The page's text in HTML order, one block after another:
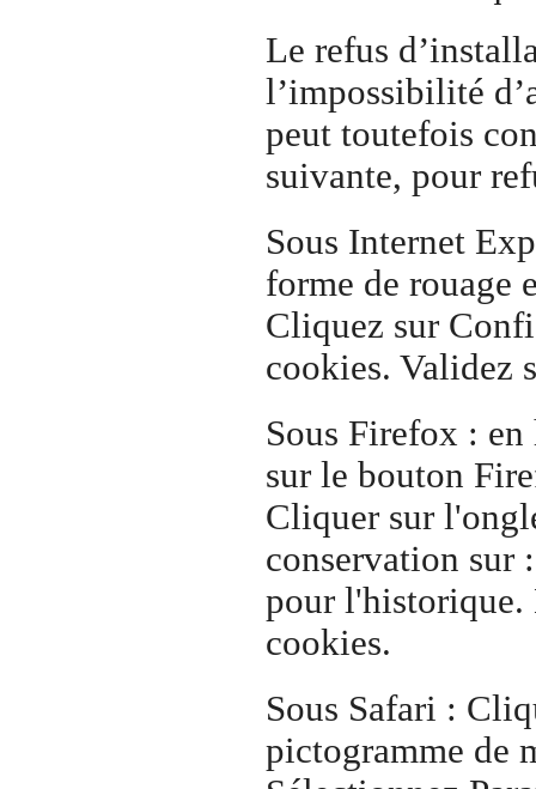
Le refus
l’impossibilité
peut toutefois
suivante, pour
Sous Internet
forme de rouage
Cliquez sur
cookies. Validez
Sous Firefox :
sur le bouton
Cliquer sur
conservation sur
pour l'historique.
cookies.
Sous Safari :
pictogramme de